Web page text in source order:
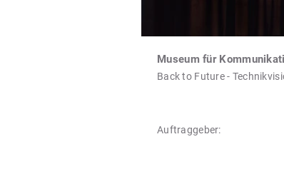
Museum für
Back to Future -
Auftraggeber: